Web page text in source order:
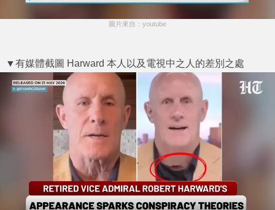
圖片來自：youtube
▼有媒體截圖 Harward 本人以及電視中之人的差別之處